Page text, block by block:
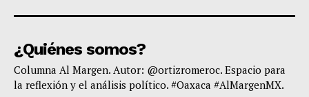
¿Quiénes somos?
Columna Al Margen. Autor: @ortizromeroc. Espacio para
la reflexión y el análisis político. #Oaxaca #AlMargenMX.